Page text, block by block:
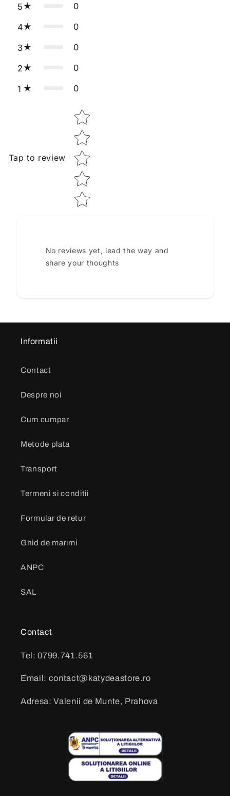
5 0
4 0
3 0
2 0
1 0
Tap to review
Star rating
No reviews yet, lead the way and
share your thoughts
Informatii
Contact
Despre noi
Cum cumpar
Metode plata
Transport
Termeni si conditii
Formular de retur
Ghid de marimi
ANPC
SAL
Contact
Tel: 0799.741.561
Email: contact@katydeastore.ro
Adresa: Valenii de Munte, Prahova